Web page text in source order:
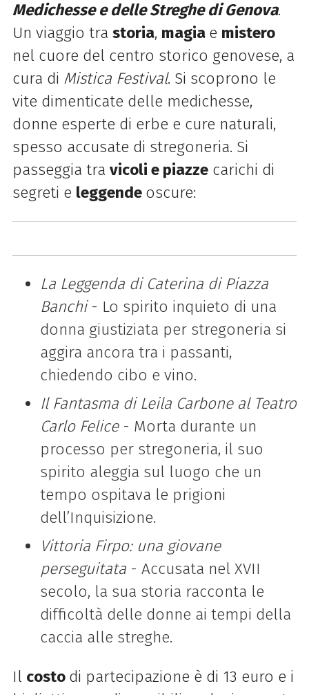
Medichesse e delle Streghe di Genova.
Un viaggio tra storia, magia e mistero
nel cuore del centro storico genovese, a
cura di Mistica Festival. Si scoprono le
vite dimenticate delle medichesse,
donne esperte di erbe e cure naturali,
spesso accusate di stregoneria. Si
passeggia tra vicoli e piazzecarichi di
segreti e leggende oscure:
La Leggenda di Caterina di Piazza
Banchi- Lo spirito inquieto di una
donna giustiziata per stregoneria si
aggira ancora tra i passanti,
chiedendo cibo e vino.
Il Fantasma di Leila Carbone al Teatro
Carlo Felice- Morta durante un
processo per stregoneria, il suo
spirito aleggia sul luogo che un
tempo ospitava le prigioni
dell’Inquisizione.
Vittoria Firpo: una giovane
perseguitata- Accusata nel XVII
secolo, la sua storia racconta le
difficoltà delle donne ai tempi della
caccia alle streghe.
Il costo di partecipazione è di 13 euro e i